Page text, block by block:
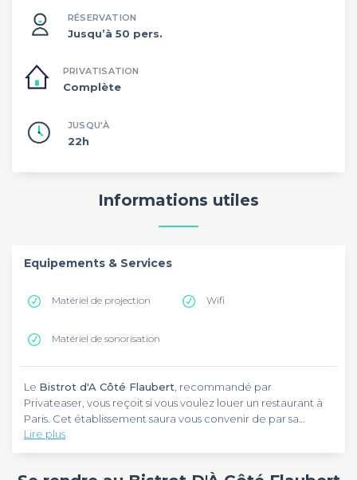
RÉSERVATION
Jusqu’à 50 pers.
PRIVATISATION
Complète
JUSQU'À
22h
Informations utiles
Equipements & Services
Matériel de projection Wifi
Matériel de sonorisation
Le Bistrot d'A Côté Flaubert , recommandé par
Privateaser, vous reçoit si vous voulez louer un restaurant à
Paris. Cet établissement saura vous convenir de par sa
localisation, puisqu'il est situé au 10 rue Gustave Flaubert
dans le 17 ème arrondissement, près du Marché Couvert des
LeBistrot d'A Côté Flaubertmet à votre disposition un
Lire plus